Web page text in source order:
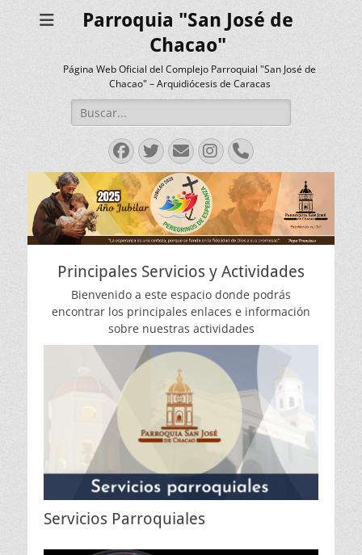
Parroquia "San José de
Chacao"
Página Web Oficial del Complejo Parroquial "San José de
Chacao" – Arquidiócesis de Caracas
Buscar:
Facebook
Twitter
Correo
electrónico
Instagram
Teléfono
Principales Servicios y Actividades
Bienvenido a este espacio donde podrás
encontrar los principales enlaces e información
sobre nuestras actividades
Servicios Parroquiales